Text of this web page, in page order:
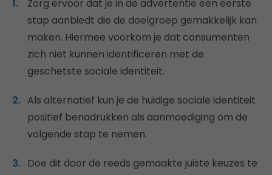
Zorg ervoor dat je in de advertentie een eerste
stap aanbiedt die de doelgroep gemakkelijk kan
maken. Hiermee voorkom je dat consumenten
zich niet kunnen identificeren met de
geschetste sociale identiteit.
Als alternatief kun je de huidige sociale identiteit
positief benadrukken als aanmoediging om de
volgende stap te nemen.
Doe dit door de reeds gemaakte juiste keuzes te